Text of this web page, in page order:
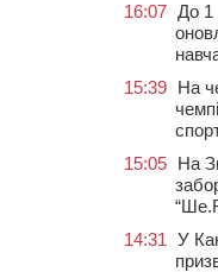
16:07 До 1
15:39 На
15:05 На
14:31 У